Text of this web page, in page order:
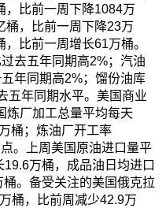
，比前一周下降1084万
桶，比前一周下降23万
比前一周增长61万桶。
去五年同期高2%；汽油
年同期高2%；馏份油库
五年同期水平。美国商业
炼厂加工总量平均每天
桶；炼油厂开工率
。上周美国原油进口量平
万桶，成品油日均进口
。备受关注的美国俄克拉
桶，比前周减少42.9万